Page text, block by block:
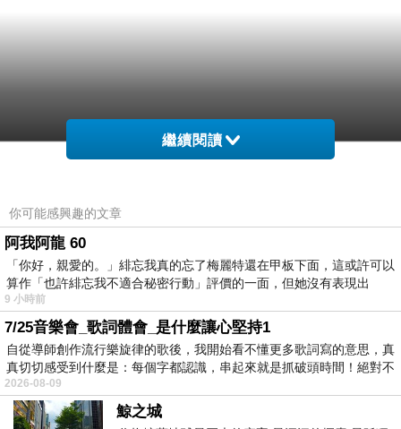
繼續閱讀
你可能感興趣的文章
阿我阿龍 60
「你好，親愛的。」緋忘我真的忘了梅麗特還在甲板下面，這或許可以
算作「也許緋忘我不適合秘密行動」評價的一面，但她沒有表現出
9 小時前
7/25音樂會_歌詞體會_是什麼讓心堅持1
自從導師創作流行樂旋律的歌後，我開始看不懂更多歌詞寫的意思，真
真切切感受到什麼是：每個字都認識，串起來就是抓破頭時間！絕對不
2026-08-09
鯨之城